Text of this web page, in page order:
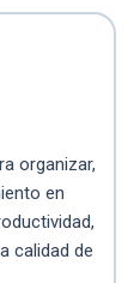
organizar,
en
calidad de